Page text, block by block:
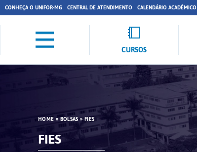
CONHEÇA O UNIFOR-MG CENTRAL DE ATENDIMENTO CALENDÁRIO ACADÊMICO
CURSOS
HOME»BOLSAS»FIES
FIES